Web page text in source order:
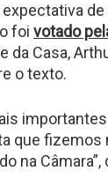
foi votado
Casa,
o texto.
que fizemos
na Câmara”,